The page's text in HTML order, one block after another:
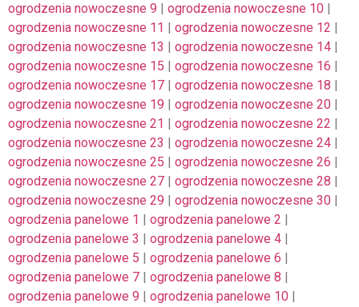
ogrodzenia nowoczesne 9 | ogrodzenia nowoczesne 10 |
ogrodzenia nowoczesne 11 | ogrodzenia nowoczesne 12 |
ogrodzenia nowoczesne 13 | ogrodzenia nowoczesne 14 |
ogrodzenia nowoczesne 15 | ogrodzenia nowoczesne 16 |
ogrodzenia nowoczesne 17 | ogrodzenia nowoczesne 18 |
ogrodzenia nowoczesne 19 | ogrodzenia nowoczesne 20 |
ogrodzenia nowoczesne 21 | ogrodzenia nowoczesne 22 |
ogrodzenia nowoczesne 23 | ogrodzenia nowoczesne 24 |
ogrodzenia nowoczesne 25 | ogrodzenia nowoczesne 26 |
ogrodzenia nowoczesne 27 | ogrodzenia nowoczesne 28 |
ogrodzenia nowoczesne 29 | ogrodzenia nowoczesne 30 |
ogrodzenia panelowe 1 | ogrodzenia panelowe 2 |
ogrodzenia panelowe 3 | ogrodzenia panelowe 4 |
ogrodzenia panelowe 5 | ogrodzenia panelowe 6 |
ogrodzenia panelowe 7 | ogrodzenia panelowe 8 |
ogrodzenia panelowe 9 | ogrodzenia panelowe 10 |